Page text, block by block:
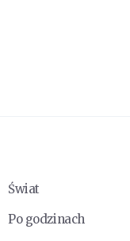
Świat
Po godzinach